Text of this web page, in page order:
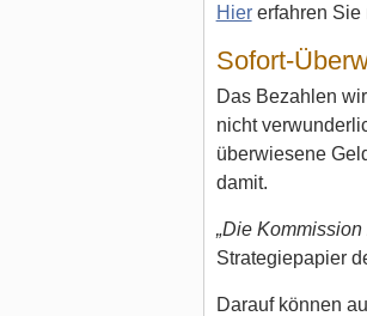
Hiererfahren Sie
Sofort-
Das Bezahlen
nicht
überwiesene
damit.
„Die
Strategiepapier
Darauf können